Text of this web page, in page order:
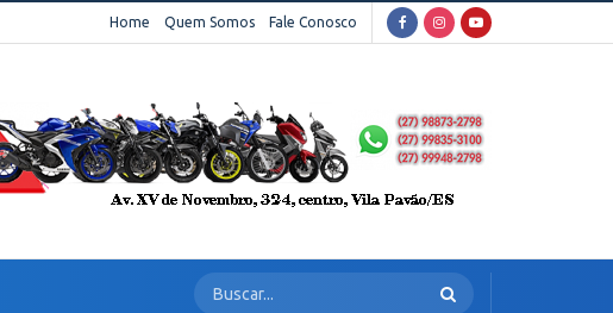
Home Quem Somos Fale Conosco